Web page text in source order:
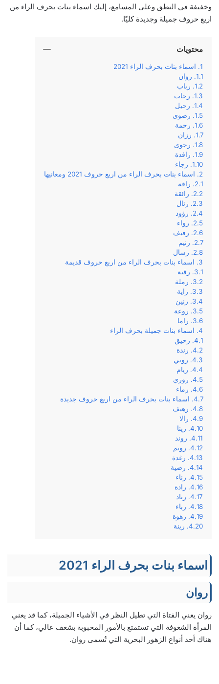
وخفيفة في النطق وعلى المسامع، إليك اسماء بنات بحرف الراء من
اربع حروف جميلة وجديدة كليًا.
محتويات
اسماء بنات بحرف الراء 2021
روان
رباب
رحاب
رحيل
رضوى
رحمة
رزان
رجوى
رافدة
رجاء
اسماء بنات بحرف الراء من اربع حروف 2021 ومعانيها
رافة
رائقة
رئال
رؤود
رواء
رفيف
رنيم
رسال
اسماء بنات بحرف الراء من اربع حروف قديمة
رقية
رملة
راية
رنين
روعة
راما
اسماء بنات جميلة بحرف الراء
رحيق
رندة
روبي
ريام
روري
رماء
اسماء بنات بحرف الراء من اربع حروف جديدة
رهيف
رالا
رينا
روند
رويم
رغدة
رضية
رناء
رادة
رناد
رباء
رهوة
رينة
اسماء بنات بحرف الراء 2021
روان
روان يعني الفتاة التي تطيل النظر في الأشياء الجميلة، كما قد يعني
المرأة الشغوفة التي تستمتع بالأمور المحبوبة بشغف عالي، كما أن
هناك أحد أنواع الزهور البحرية التي تُسمى روان.